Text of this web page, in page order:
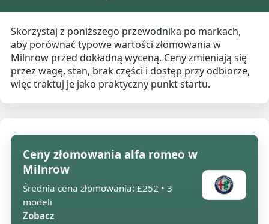
Skorzystaj z poniższego przewodnika po markach,
aby porównać typowe wartości złomowania w
Milnrow przed dokładną wyceną. Ceny zmieniają się
przez wagę, stan, brak części i dostęp przy odbiorze,
więc traktuj je jako praktyczny punkt startu.
Ceny złomowania alfa romeo w
Milnrow
Średnia cena złomowania: £252 • 3
modeli
Zobacz